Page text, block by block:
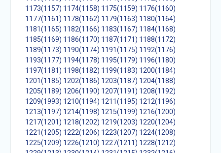
1173(1157) 1174(1158) 1175(1159) 1176(1160)
1177(1161) 1178(1162) 1179(1163) 1180(1164)
1181(1165) 1182(1166) 1183(1167) 1184(1168)
1185(1169) 1186(1170) 1187(1171) 1188(1172)
1189(1173) 1190(1174) 1191(1175) 1192(1176)
1193(1177) 1194(1178) 1195(1179) 1196(1180)
1197(1181) 1198(1182) 1199(1183) 1200(1184)
1201(1185) 1202(1186) 1203(1187) 1204(1188)
1205(1189) 1206(1190) 1207(1191) 1208(1192)
1209(1993) 1210(1194) 1211(1195) 1212(1196)
1213(1197) 1214(1198) 1215(1199) 1216(1200)
1217(1201) 1218(1202) 1219(1203) 1220(1204)
1221(1205) 1222(1206) 1223(1207) 1224(1208)
1225(1209) 1226(1210) 1227(1211) 1228(1212)